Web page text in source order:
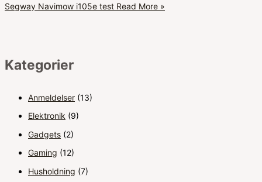
Segway Navimow i105e test Read More »
Kategorier
Anmeldelser (13)
Elektronik (9)
Gadgets (2)
Gaming (12)
Husholdning (7)